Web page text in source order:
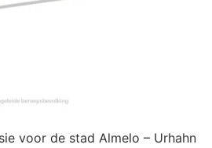
voor de stad Almelo – Urhahn